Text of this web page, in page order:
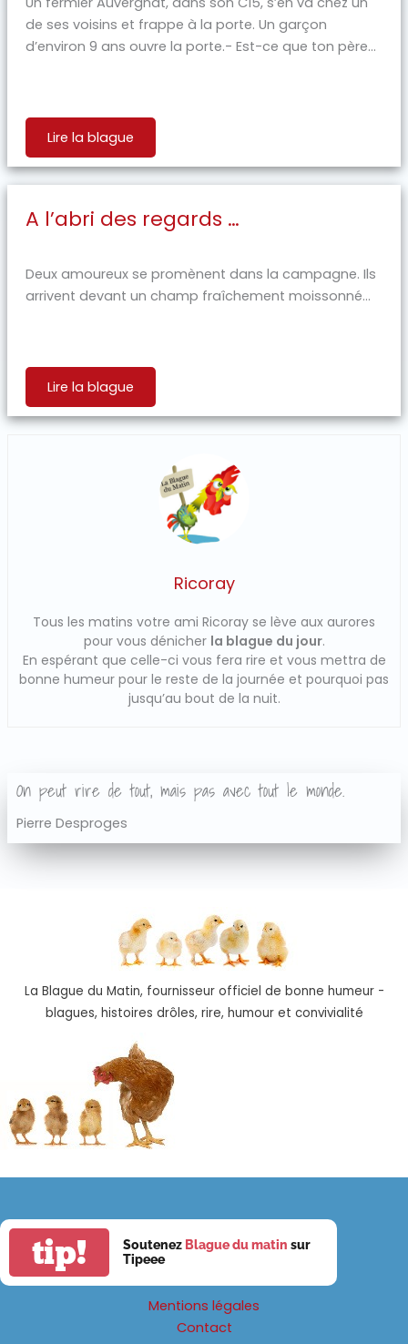
de ses voisins et frappe à la porte. Un garçon
d’environ 9 ans ouvre la porte.- Est-ce que ton père...
Lire la blague
A l’abri des regards …
Deux amoureux se promènent dans la campagne. Ils
arrivent devant un champ fraîchement moissonné...
Lire la blague
Ricoray
Tous les matins votre ami Ricoray se lève aux aurores
pour vous dénicher la blague du jour.
En espérant que celle-ci vous fera rire et vous mettra de
bonne humeur pour le reste de la journée et pourquoi pas
jusqu’au bout de la nuit.
On peut rire de tout, mais pas avec tout le monde.
Pierre Desproges
La Blague du Matin, fournisseur officiel de bonne humeur -
blagues, histoires drôles, rire, humour et convivialité
tip! Soutenez Blague du matin sur
Tipeee
Mentions légales
Contact